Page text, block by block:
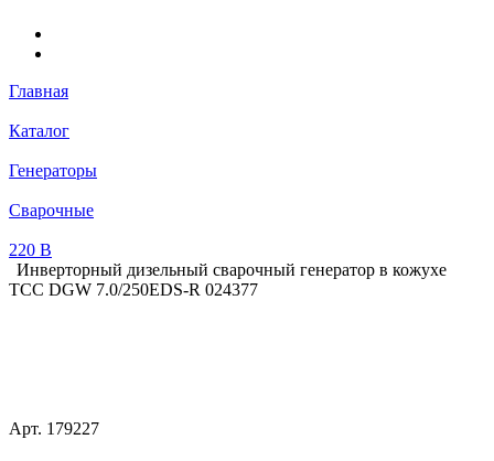
Главная
Каталог
Генераторы
Сварочные
220 В
Инверторный дизельный сварочный генератор в кожухе
ТСС DGW 7.0/250EDS-R 024377
Арт. 179227